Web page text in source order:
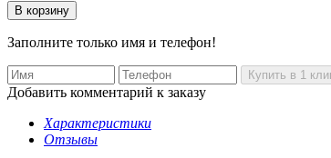
Заполните только имя и телефон!
Добавить комментарий к заказу
Характеристики
Отзывы